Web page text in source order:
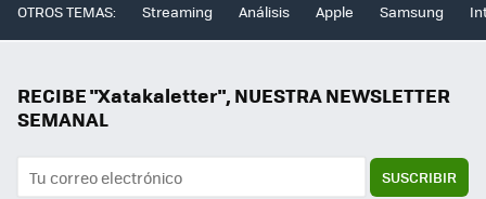
OTROS TEMAS: Streaming Análisis Apple Samsung
RECIBE "Xatakaletter", NUESTRA NEWSLETTER
SEMANAL
SUSCRIBIR